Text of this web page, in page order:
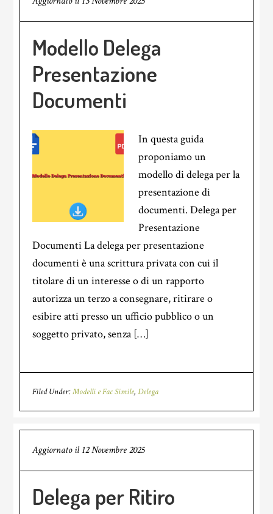
Modello Delega
Presentazione
Documenti
In questa guida
proponiamo un
modello di delega per la
presentazione di
documenti. Delega per
Presentazione
Documenti La delega per presentazione
documenti è una scrittura privata con cui il
titolare di un interesse o di un rapporto
autorizza un terzo a consegnare, ritirare o
esibire atti presso un ufficio pubblico o un
soggetto privato, senza […]
Filed Under:Modelli e Fac Simile,Delega
Aggiornato il 12 Novembre 2025
Delega per Ritiro